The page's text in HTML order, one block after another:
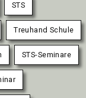
STS
Treuhand Schule
STS-Seminare